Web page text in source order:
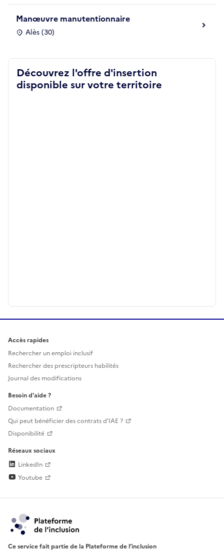
Manœuvre manutentionnaire
Alès (30)
Découvrez l'offre d'insertion
disponible sur votre territoire
Accès rapides
Rechercher un emploi inclusif
Rechercher des prescripteurs habilités
Journal des modifications
Besoin d'aide ?
Documentation
Qui peut bénéficier des contrats d'IAE ?
Disponibilité
Réseaux sociaux
LinkedIn
Youtube
Ce service fait partie de la Plateforme de l’inclusion